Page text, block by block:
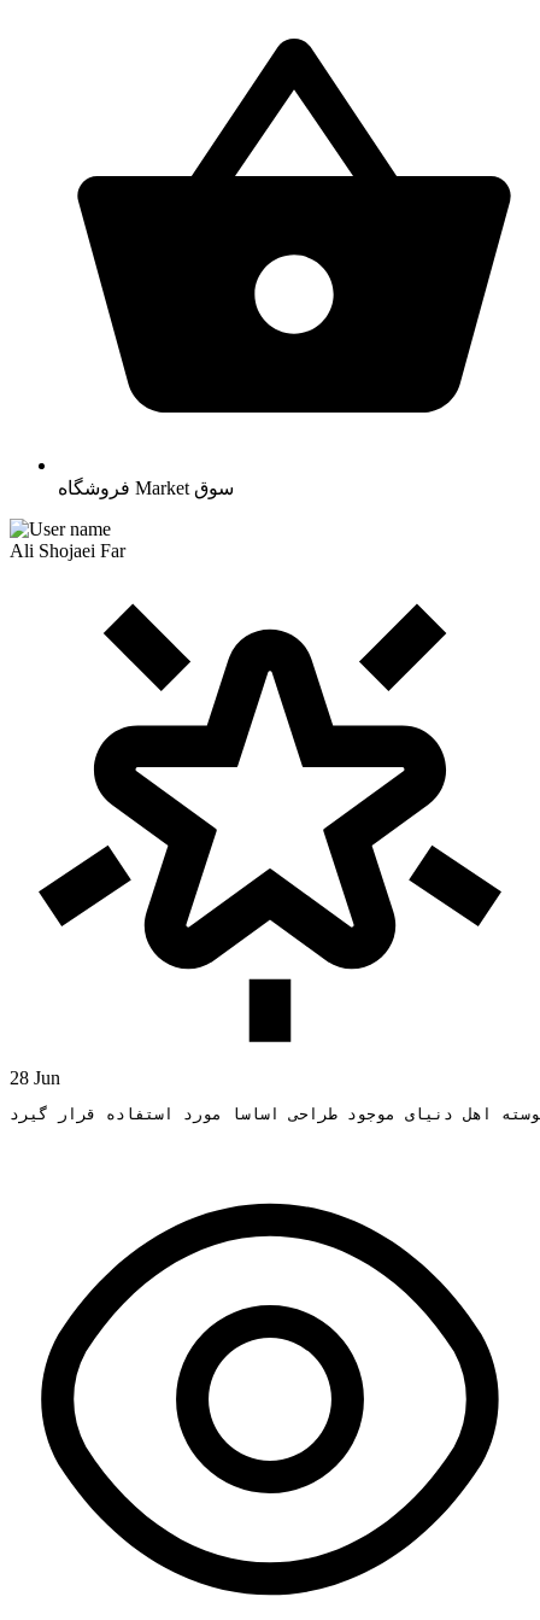
Market سوق
Ali Shojaei Far
28 Jun